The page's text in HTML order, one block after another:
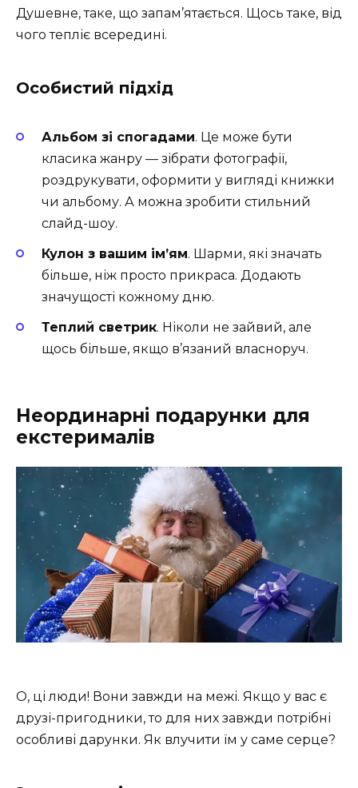
Душевне, таке, що запам’ятається. Щось таке, від
чого тепліє всередині.
Особистий підхід
Альбом зі спогадами. Це може бути
класика жанру — зібрати фотографії,
роздрукувати, оформити у вигляді книжки
чи альбому. А можна зробити стильний
слайд-шоу.
Кулон з вашим ім’ям. Шарми, які значать
більше, ніж просто прикраса. Додають
значущості кожному дню.
Теплий светрик. Ніколи не зайвий, але
щось більше, якщо в’язаний власноруч.
Неординарні подарунки для
екстерималів
О, ці люди! Вони завжди на межі. Якщо у вас є
друзі-пригодники, то для них завжди потрібні
особливі дарунки. Як влучити їм у саме серце?